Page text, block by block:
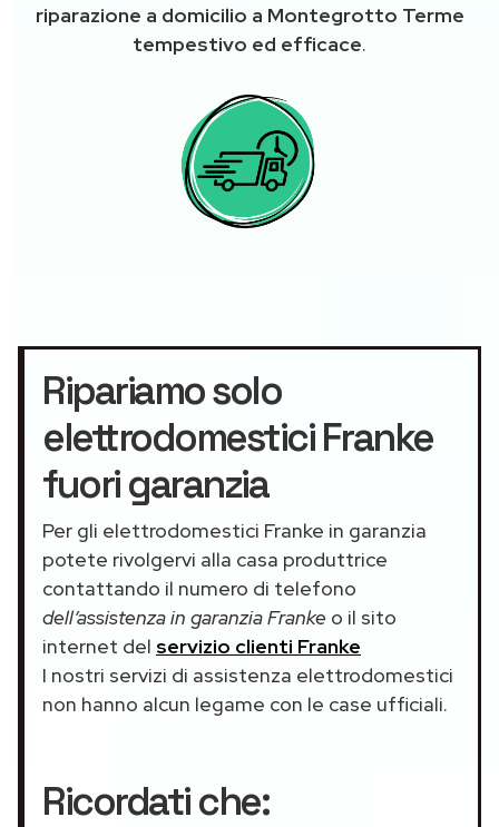
riparazione a domicilio a Montegrotto Terme
tempestivo ed efficace.
Ripariamo solo
elettrodomestici Franke
fuori garanzia
Per gli elettrodomestici Franke in garanzia
potete rivolgervi alla casa produttrice
contattando il numero di telefono
dell’assistenza in garanzia Franke o il sito
internet del servizio clienti Franke
I nostri servizi di assistenza elettrodomestici
non hanno alcun legame con le case ufficiali.
Ricordati che: